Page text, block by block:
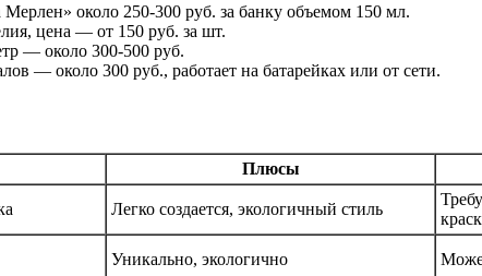
около 250-300 руб. за банку объемом 150 мл.
цена — от 150 руб. за шт.
— около 300-500 руб.
— около 300 руб., работает на батарейках или от сети.
Плюсы
Легко создается, экологичный стиль
Уникально, экологично